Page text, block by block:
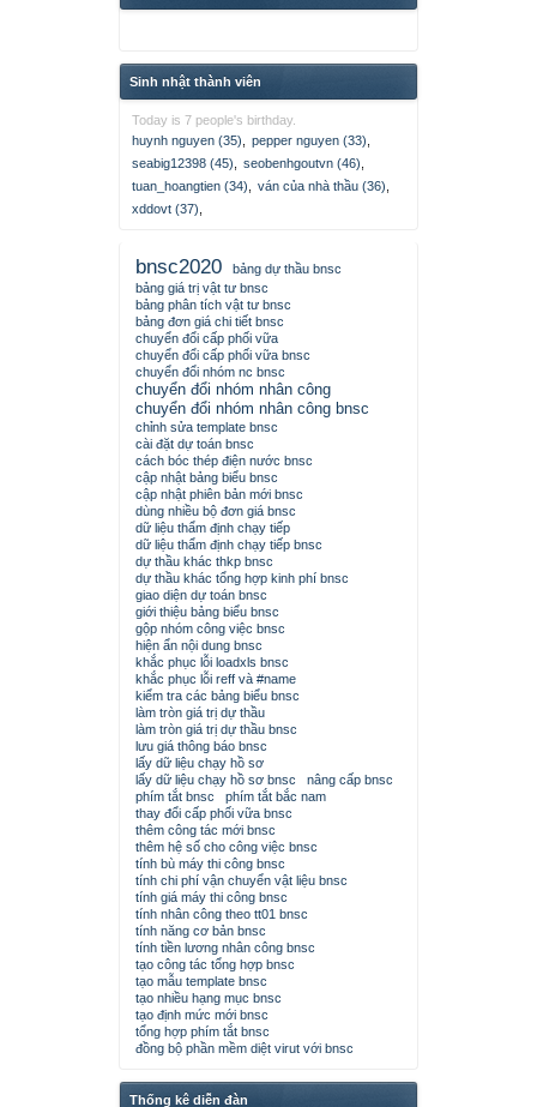
Sinh nhật thành viên
Today is 7 people's birthday.
huynh nguyen (35)
pepper nguyen (33)
seabig12398 (45)
seobenhgoutvn (46)
tuan_hoangtien (34)
ván của nhà thầu (36)
xddovt (37)
bnsc2020
bảng dự thầu bnsc
bảng giá trị vật tư bnsc
bảng phân tích vật tư bnsc
bảng đơn giá chi tiết bnsc
chuyển đổi cấp phối vữa
chuyển đổi cấp phối vữa bnsc
chuyển đổi nhóm nc bnsc
chuyển đổi nhóm nhân công
chuyển đổi nhóm nhân công bnsc
chỉnh sửa template bnsc
cài đặt dự toán bnsc
cách bóc thép điện nước bnsc
cập nhật bảng biểu bnsc
cập nhật phiên bản mới bnsc
dùng nhiều bộ đơn giá bnsc
dữ liệu thẩm định chạy tiếp
dữ liệu thẩm định chạy tiếp bnsc
dự thầu khác thkp bnsc
dự thầu khác tổng hợp kinh phí bnsc
giao diện dự toán bnsc
giới thiệu bảng biểu bnsc
gộp nhóm công việc bnsc
hiện ẩn nội dung bnsc
khắc phục lỗi loadxls bnsc
khắc phục lỗi reff và #name
kiểm tra các bảng biểu bnsc
làm tròn giá trị dự thầu
làm tròn giá trị dự thầu bnsc
lưu giá thông báo bnsc
lấy dữ liệu chạy hồ sơ
lấy dữ liệu chạy hồ sơ bnsc
nâng cấp bnsc
phím tắt bnsc
phím tắt bắc nam
thay đổi cấp phối vữa bnsc
thêm công tác mới bnsc
thêm hệ số cho công việc bnsc
tính bù máy thi công bnsc
tính chi phí vận chuyển vật liệu bnsc
tính giá máy thi công bnsc
tính nhân công theo tt01 bnsc
tính năng cơ bản bnsc
tính tiền lương nhân công bnsc
tạo công tác tổng hợp bnsc
tạo mẫu template bnsc
tạo nhiều hạng mục bnsc
tạo định mức mới bnsc
tổng hợp phím tắt bnsc
đồng bộ phần mềm diệt virut với bnsc
Thống kê diễn đàn